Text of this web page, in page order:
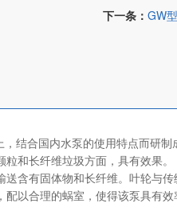
下一条：GW
合国内水泵的使用特点而研制
和长纤维垃圾方面，具有效果。
有固体物和长纤维。叶轮与传
以合理的蜗室，使得该泵具有